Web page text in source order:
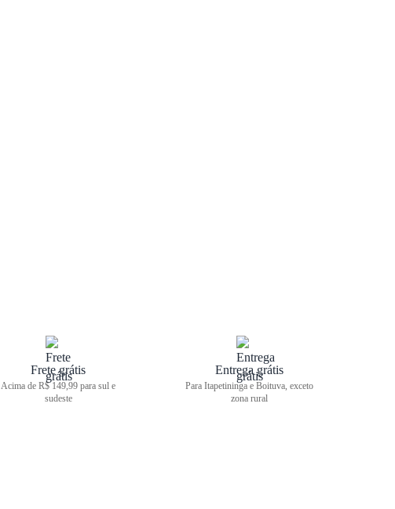
Frete grátis
Acima de R$ 149,99 para sul e
sudeste
Entrega grátis
Para Itapetininga e Boituva, exceto
zona rural